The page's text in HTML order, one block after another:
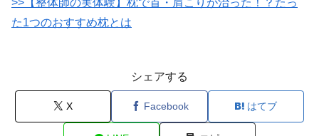
た1つのおすすめ枕とは
シェアする
X Facebook はてブ